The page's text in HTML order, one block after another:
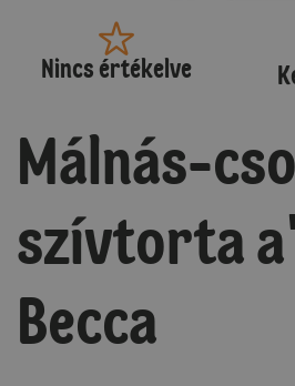
Nincs értékelve
Málnás-
szívtorta
Becca